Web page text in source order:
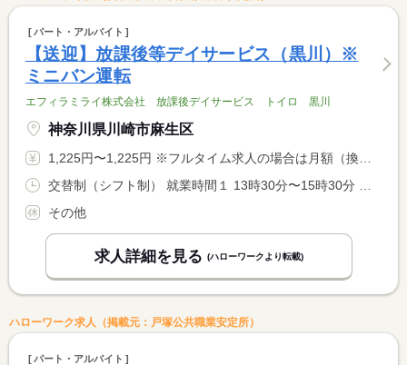
パート・アルバイト
【送迎】放課後等デイサービス（黒川）※
ミニバン運転
エフィラミライ株式会社 放課後デイサービス トイロ 黒川
神奈川県川崎市麻生区
1,225円〜1,225円 ※フルタイム求人の場合は月額（換算額）、パート求人の場合は時間額を表示しています。
その他
求人詳細を見る (ハローワークより転載)
ハローワーク求人（掲載元：戸塚公共職業安定所）
パート・アルバイト